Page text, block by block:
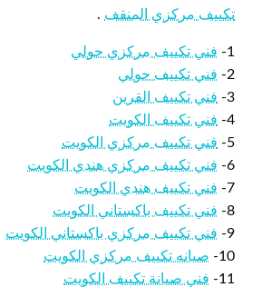
تكييف مركزي المنقف .
1-
فني تكييف مركزي حولي
2-
فني تكييف حولي
3-
فني تكييف القرين
4-
فني تكييف الكويت
5-
فني تكييف مركزي الكويت
6-
فني تكييف مركزي هندي الكويت
7-
فني تكييف هندي الكويت
8-
فني تكييف باكستاني الكويت
9-
فني تكييف مركزي باكستاني الكويت
10-
صيانه تكييف مركزي الكويت
11-
فني صيانة تكييف الكويت